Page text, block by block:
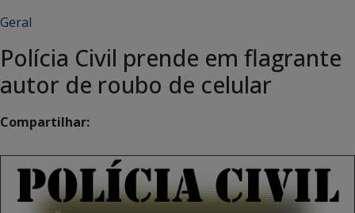
Geral
Polícia Civil prende em flagrante
autor de roubo de celular
Compartilhar: